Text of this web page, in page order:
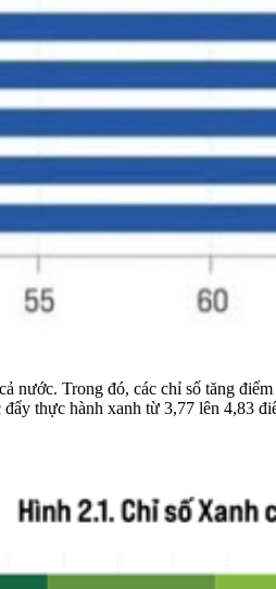
Trong đó, các chỉ số tăng
thực hành xanh từ 3,77 lên 4,83